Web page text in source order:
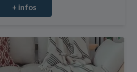
+ infos